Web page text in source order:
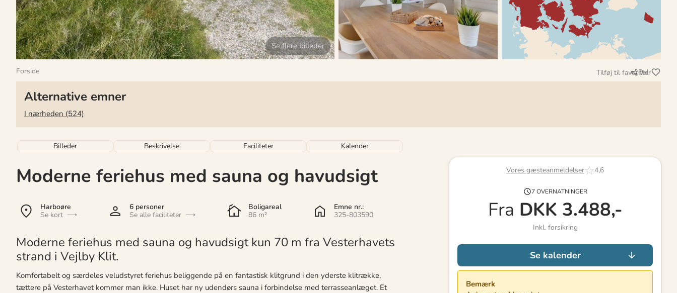
Forside Tilføj til favoritter
Del
Alternative emner
I nærheden (524)
Billeder Beskrivelse Faciliteter Kalender
Moderne feriehus med sauna og havudsigt
Harboøre
Se kort
6 personer
Se alle faciliteter
Boligareal
86 m²
Emne nr.:
325-803590
Moderne feriehus med sauna og havudsigt kun 70 m fra Vesterhavets
strand i Vejlby Klit.
Komfortabelt og særdeles veludstyret feriehus beliggende på en fantastisk klitgrund i den yderste klitrække,
tættere på Vesterhavet kommer man ikke. Huset har ny udendørs sauna i forbindelse med terrasseanlæget. Et
Vores gæsteanmeldelser 4,6
7 OVERNATNINGER
Fra DKK 3.488,-
Inkl. forsikring
Se kalender
Bemærk